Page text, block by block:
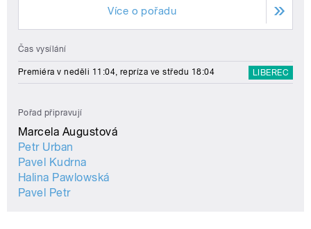
Více o pořadu
Čas vysílání
Premiéra v neděli 11:04, repríza ve středu 18:04 LIBEREC
Pořad připravují
Marcela Augustová
Petr Urban
Pavel Kudrna
Halina Pawlowská
Pavel Petr